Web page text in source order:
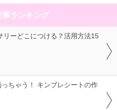
事ランキング
リーどこにつける？活用方法15
ちゃう！ キンブレシートの作